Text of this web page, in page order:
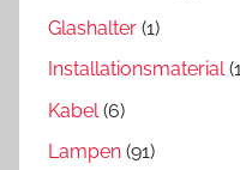
Glashalter (1)
Installationsmaterial
Kabel(6)
Lampen (91)